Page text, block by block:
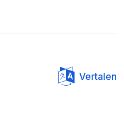
Vertalen